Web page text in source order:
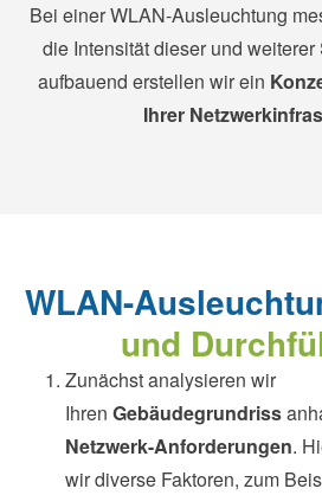
Bei einer WLAN-Ausleuchtung
die Intensität dieser und
aufbauend erstellen wir ein
Ihrer
WLAN-
und
Zunächst analysieren wir
Ihren Gebäudegrundriss
Netzwerk-Anforderungen.
wir diverse Faktoren, zum